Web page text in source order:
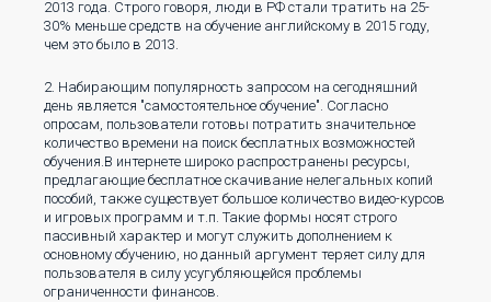
2013 года. Строго говоря, люди в РФ стали тратить на 25-
30% меньше средств на обучение английскому в 2015 году,
чем это было в 2013.
2. Набирающим популярность запросом на сегодняшний
день является "самостоятельное обучение". Согласно
опросам, пользователи готовы потратить значительное
количество времени на поиск бесплатных возможностей
обучения.В интернете широко распространены ресурсы,
предлагающие бесплатное скачивание нелегальных копий
пособий, также существует большое количество видео-курсов
и игровых программ и т.п. Такие формы носят строго
пассивный характер и могут служить дополнением к
основному обучению, но данный аргумент теряет силу для
пользователя в силу усугубляющейся проблемы
ограниченности финансов.